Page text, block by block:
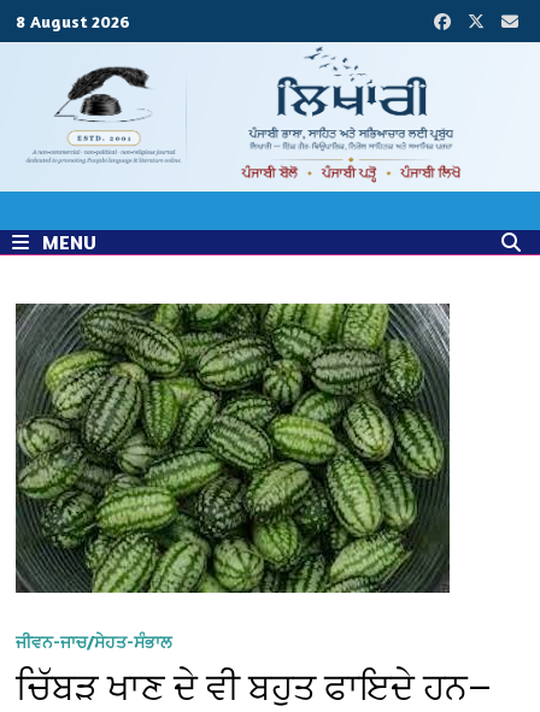
8 August 2026
MENU
ਜੀਵਨ-ਜਾਚ/ਸੇਹਤ-ਸੰਭਾਲ
ਚਿੱਬੜ ਖਾਣ ਦੇ ਵੀ ਬਹੁਤ ਫਾਇਦੇ ਹਨ—